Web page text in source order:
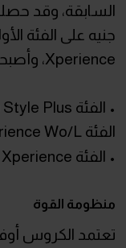
Xperience، وأصبحت الأسعار كالتالي:
• الفئة Style Plus
الفئة Xperience Wo/L
• الفئة Xperience
منظومة القوة